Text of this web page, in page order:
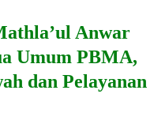
Anwar
Umum PBMA,
dan Pelayanan